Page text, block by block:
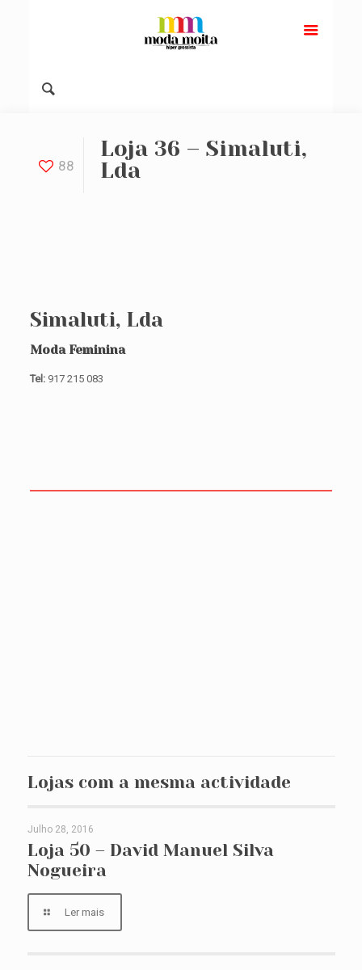
88
Loja 36 – Simaluti,
Lda
Simaluti, Lda
Moda Feminina
Tel: 917 215 083
Lojas com a mesma actividade
Loja 50 – David Manuel Silva Nogueira
Julho 28, 2016
Loja 50 – David Manuel Silva
Nogueira
Ler mais